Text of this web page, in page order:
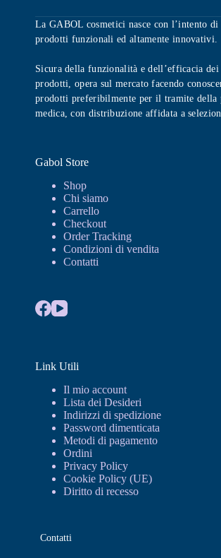
La GABOL cosmetici nasce con l’intento
prodotti funzionali ed altamente innovativi.
Sicura della funzionalità e dell’efficacia
prodotti, opera sul mercato facendo
prodotti preferibilmente per il tramite della
medica, con distribuzione affidata a
Gabol Store
Shop
Chi siamo
Carrello
Checkout
Order Tracking
Condizioni di vendita
Contatti
Link Utili
Il mio account
Lista dei Desideri
Indirizzi di spedizione
Password dimenticata
Metodi di pagamento
Ordini
Privacy Policy
Cookie Policy (UE)
Diritto di recesso
Contatti